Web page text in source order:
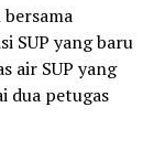
SUP yang baru
air SUP yang
dua petugas